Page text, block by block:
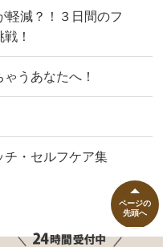
軽減？！３日間のフ
！
うあなたへ！
チ・セルフケア集
ページの
先頭へ